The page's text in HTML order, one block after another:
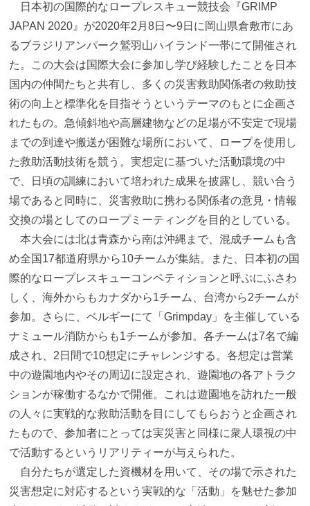
日本初の国際的なロープレスキュー競技会『GRIMP
JAPAN 2020』が2020年2月8日〜9日に岡山県倉敷市にあ
るブラジリアンパーク鷲羽山ハイランド一帯にて開催され
た。この大会は国際大会に参加し学び経験したことを日本
国内の仲間たちと共有し、多くの災害救助関係者の救助技
術の向上と標準化を目指そうというテーマのもとに企画さ
れたもの。急傾斜地や高層建物などの足場が不安定で現場
までの到達や搬送が困難な場所において、ロープを使用し
た救助活動技術を競う。実想定に基づいた活動環境の中
で、日頃の訓練において培われた成果を披露し、競い合う
場であると同時に、災害救助に携わる関係者の意見・情報
交換の場としてのロープミーティングを目的としている。
本大会には北は青森から南は沖縄まで、混成チームも含
め全国17都道府県から10チームが集結。また、日本初の国
際的なロープレスキューコンペティションと呼ぶにふさわ
しく、海外からもカナダから1チーム、台湾から2チームが
参加。さらに、ベルギーにて「Grimpday」を主催している
ナミュール消防からも1チームが参加。各チームは7名で編
成され、2日間で10想定にチャレンジする。各想定は営業
中の遊園地内やその周辺に設定され、遊園地の各アトラク
ションが稼働するなかで開催。これは遊園地を訪れた一般
の人々に実戦的な救助活動を目にしてもらおうと企画され
たもので、参加者にとっては実災害と同様に衆人環視の中
で活動するというリアリティーが与えられた。
自分たちが選定した資機材を用いて、その場で示された
災害想定に対応するという実戦的な「活動」を魅せた参加